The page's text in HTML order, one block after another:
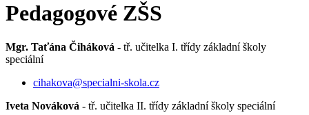
Pedagogové ZŠS
Mgr. Taťána Čiháková - tř. učitelka I. třídy základní školy
speciální
cihakova@specialni-skola.cz
Iveta Nováková - tř. učitelka II. třídy základní školy speciální